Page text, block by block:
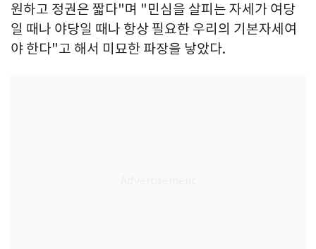
원하고 정권은 짧다"며 "민심을 살피는 자세가 여당
일 때나 야당일 때나 항상 필요한 우리의 기본자세여
야 한다"고 해서 미묘한 파장을 낳았다.